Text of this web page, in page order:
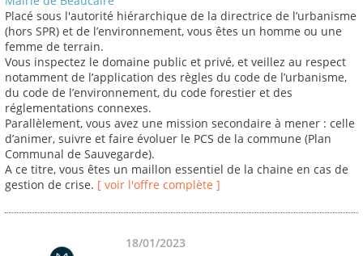
Placé sous l'autorité hiérarchique de la directrice de l’urbanisme
(hors SPR) et de l’environnement, vous êtes un homme ou une
femme de terrain.
Vous inspectez le domaine public et privé, et veillez au respect
notamment de l’application des règles du code de l’urbanisme,
du code de l’environnement, du code forestier et des
réglementations connexes.
Parallèlement, vous avez une mission secondaire à mener : celle
d’animer, suivre et faire évoluer le PCS de la commune (Plan
Communal de Sauvegarde).
A ce titre, vous êtes un maillon essentiel de la chaine en cas de
gestion de crise. [ voir l'offre complète ]
18/01/2023